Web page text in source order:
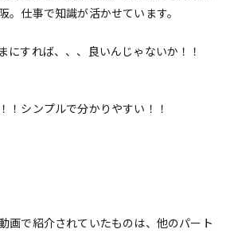
。仕事で知識が活かせています。
にすれば、、、良いんじゃないか！！
！シンプルで分かりやすい！！
画で紹介されていたものは、他のパート